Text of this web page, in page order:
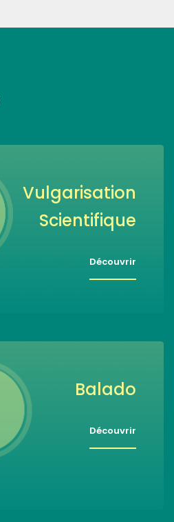
Vulgarisation
Scientifique
Découvrir
Balado
Découvrir